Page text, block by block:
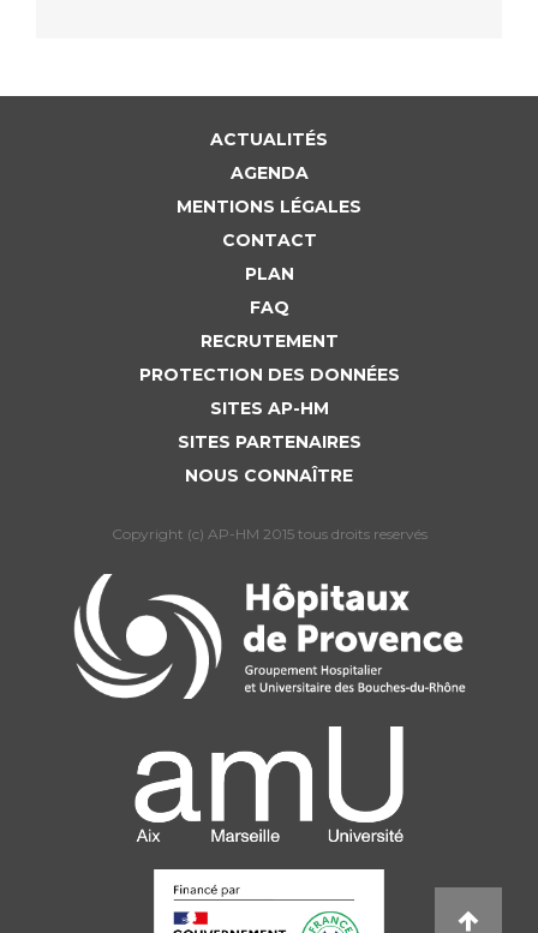
ACTUALITÉS
AGENDA
MENTIONS LÉGALES
CONTACT
PLAN
FAQ
RECRUTEMENT
PROTECTION DES DONNÉES
SITES AP-HM
SITES PARTENAIRES
NOUS CONNAÎTRE
Copyright (c) AP-HM 2015 tous droits reservés